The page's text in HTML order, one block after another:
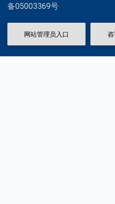
备05003369号
网站管理员入口